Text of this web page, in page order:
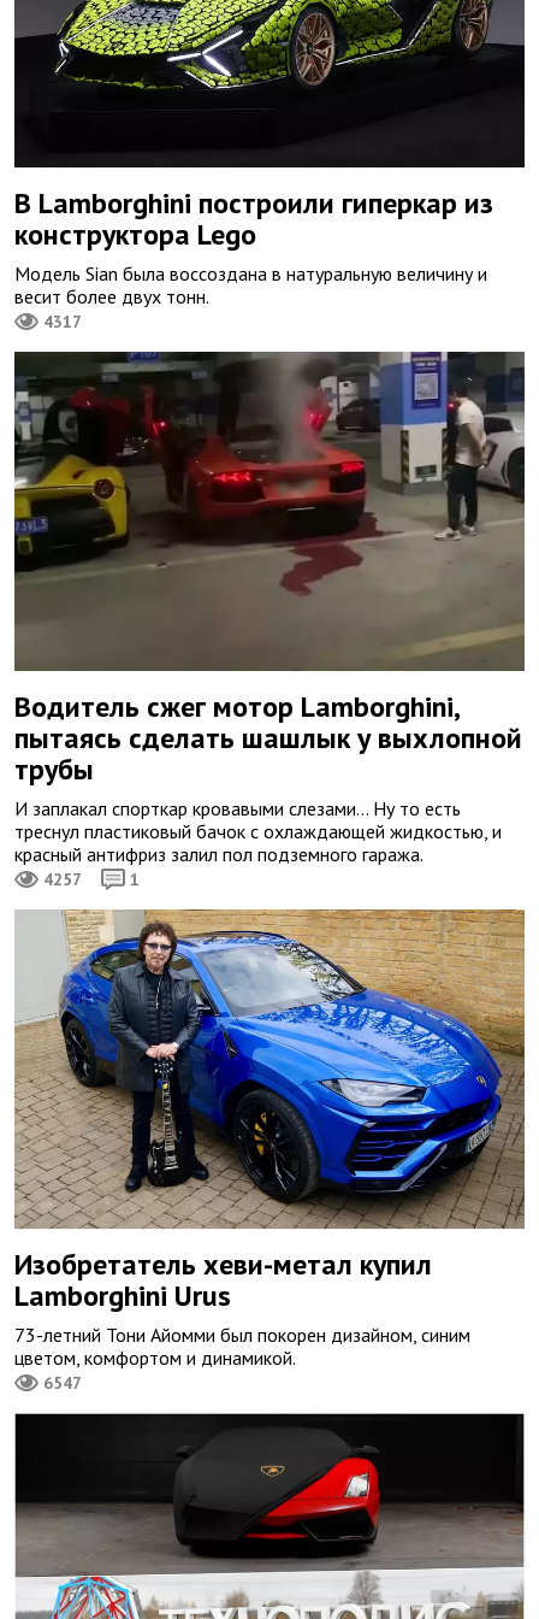
В Lamborghini построили гиперкар из
конструктора Lego
Модель Sian была воссоздана в натуральную величину и
весит более двух тонн.
4317
Водитель сжег мотор Lamborghini,
пытаясь сделать шашлык у выхлопной
трубы
И заплакал спорткар кровавыми слезами... Ну то есть
треснул пластиковый бачок с охлаждающей жидкостью, и
красный антифриз залил пол подземного гаража.
4257 1
Изобретатель хеви-метал купил
Lamborghini Urus
73-летний Тони Айомми был покорен дизайном, синим
цветом, комфортом и динамикой.
6547